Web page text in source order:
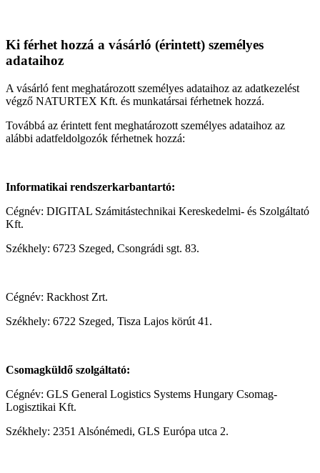
Ki férhet hozzá a vásárló (érintett) személyes
adataihoz
A vásárló fent meghatározott személyes adataihoz az adatkezelést
végző NATURTEX Kft. és munkatársai férhetnek hozzá.
Továbbá az érintett fent meghatározott személyes adataihoz az
alábbi adatfeldolgozók férhetnek hozzá:
Informatikai rendszerkarbantartó:
Cégnév: DIGITAL Számitástechnikai Kereskedelmi- és Szolgáltató
Kft.
Székhely: 6723 Szeged, Csongrádi sgt. 83.
Cégnév: Rackhost Zrt.
Székhely: 6722 Szeged, Tisza Lajos körút 41.
Csomagküldő szolgáltató:
Cégnév: GLS General Logistics Systems Hungary Csomag-
Logisztikai Kft.
Székhely: 2351 Alsónémedi, GLS Európa utca 2.